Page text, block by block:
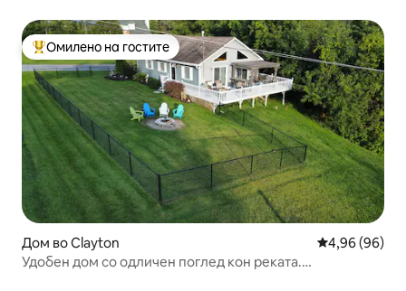
Меѓу најуспешните „Омилени на гостите“
Омилено на гостите
Дом во Clayton Просечна
4,96 (96)
Удобен дом со одличен поглед кон реката.